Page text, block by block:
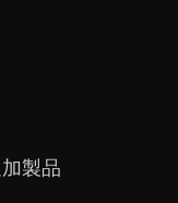
追加製品